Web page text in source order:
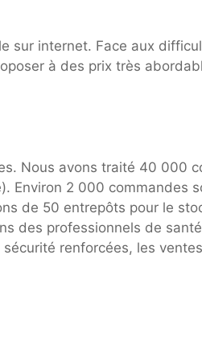
sur internet. Face aux
à des prix très
Nous avons traité 40 000
Environ 2 000 commandes
de 50 entrepôts pour le
des professionnels de
renforcées, les